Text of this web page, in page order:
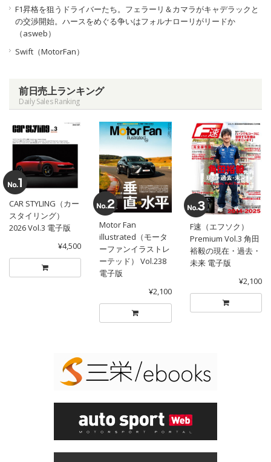
F1昇格を狙うドライバーたち。フェラーリ＆カマラがキャデラックと
の交渉開始。ハースをめぐる争いはフォルナローリがリードか
（asweb）
Swift（MotorFan）
前日売上ランキング
Daily Sales Ranking
CAR STYLING（カー
スタイリング）
2026 Vol.3 電子版
¥4,500
Motor Fan
illustrated（モータ
ーファンイラストレ
ーテッド） Vol.238
電子版
¥2,100
F速（エフソク）
Premium Vol.3 角田
裕毅の現在・過去・
未来 電子版
¥2,100